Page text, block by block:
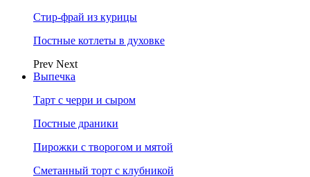
Стир-фрай из курицы
Постные котлеты в духовке
Prev Next
Выпечка
Тарт с черри и сыром
Постные драники
Пирожки с творогом и мятой
Сметанный торт с клубникой